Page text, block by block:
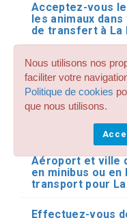
Acceptez-vous
les animaux
de transfert à La
Avez-vous des
rampe pour le
handicapées et
disponibles pour
partir de
J'ai besoin d'un
Aéroport et ville
en minibus ou
transport pour La
Effectuez-vous
Nous utilisons nos
faciliter votre
Politique de cookies
que nous utilisons.